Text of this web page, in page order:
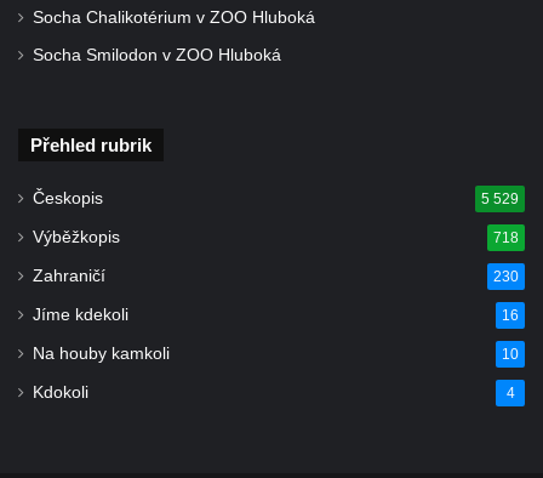
Kostel Nejsvětější Trojice v Klášterci nad
Hřbitovní kaple ve Velkém Šenově
Socha Chalikotérium v ZOO Hluboká
Socha Smilodon v ZOO Hluboká
Přehled rubrik
Českopis 5 529
Výběžkopis 718
Zahraničí 230
Jíme kdekoli 16
Na houby kamkoli 10
Kdokoli 4